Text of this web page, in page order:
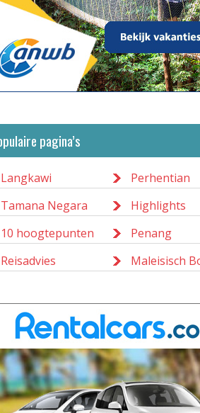
pagina’s
Langkawi
Perhentian
Tamana Negara
Highlights
10 hoogtepunten
Penang
Reisadvies
Maleisisch